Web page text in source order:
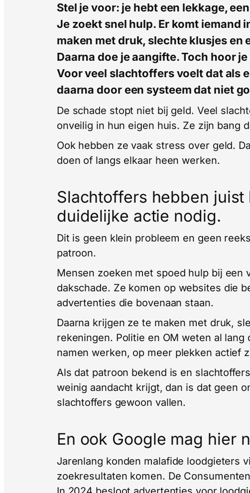
Stel je voor: je hebt een lekkage,
Je zoekt snel hulp. Er komt iemand
maken met druk, slechte klusjes en
Daarna doe je aangifte. Toch hoor
Voor veel slachtoffers voelt dat als
daarna door een systeem dat niet
De schade stopt niet bij geld. Veel
onveilig in hun eigen huis. Ze zijn bang
Ook hebben ze vaak stress over geld.
doen of langs elkaar heen werken.
Slachtoffers hebben
duidelijke actie nodig.
Dit is geen klein probleem en geen
patroon.
Mensen zoeken met spoed hulp bij
dakschade. Ze komen op websites die
advertenties die bovenaan staan.
Daarna krijgen ze te maken met druk,
rekeningen. Politie en OM weten al
namen werken, op meer plekken actief
Als dat patroon bekend is en
weinig aandacht krijgt, dan is dat geen
slachtoffers gewoon vallen.
En ook Google mag hier
Jarenlang konden malafide loodgieters
zoekresultaten komen. De